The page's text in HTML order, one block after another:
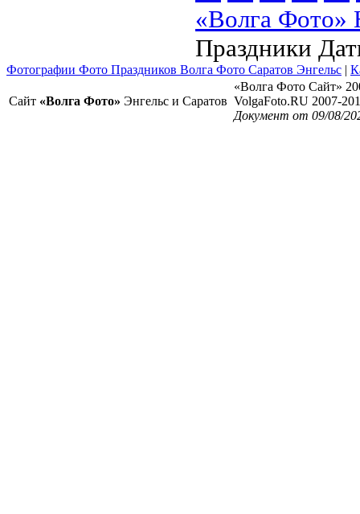
«Волга Фото»
Праздники
Фотографии Фото Праздников Волга Фото Саратов Энгельс |
Сайт «Волга Фото» Энгельс и Саратов
«Волга Фото Сайт»
VolgaFoto.RU 2007-
Документ от 09/08/